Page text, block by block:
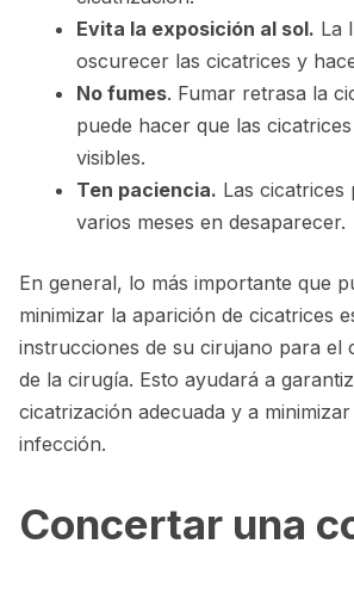
Evita la exposición al sol. La
oscurecer las cicatrices y
No fumes. Fumar retrasa la
puede hacer que las
visibles.
Ten paciencia. Las cicatrices
varios meses en desaparecer.
En general, lo más importante que
minimizar la aparición de cicatrices
instrucciones de su cirujano para el
de la cirugía. Esto ayudará a
cicatrización adecuada y a
infección.
Concertar una